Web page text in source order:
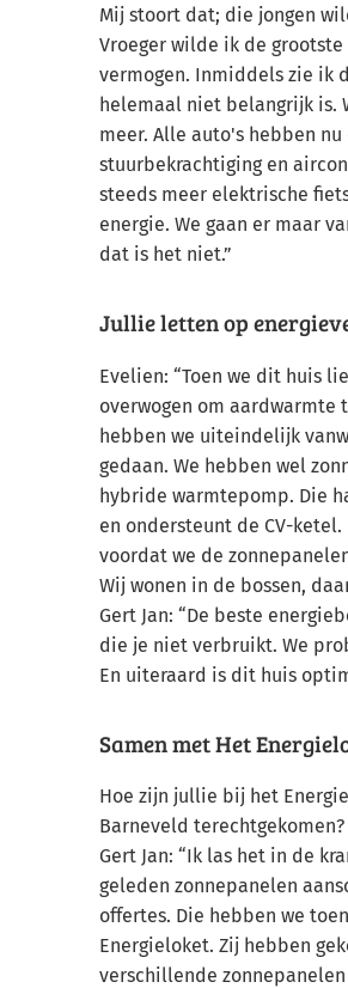
Mij stoort dat; die jongen
Vroeger wilde ik de
vermogen. Inmiddels zie ik
helemaal niet belangrijk is.
meer. Alle auto's hebben
stuurbekrachtiging en
steeds meer elektrische
energie. We gaan er maar
dat is het niet.”
Jullie letten op
Evelien: “Toen we dit huis
overwogen om aardwarmte
hebben we uiteindelijk
gedaan. We hebben wel
hybride warmtepomp. Die
en ondersteunt de CV-
voordat we de
Wij wonen in de bossen,
Gert Jan: “De beste
die je niet verbruikt. We
En uiteraard is dit huis
Samen met Het
Hoe zijn jullie bij het
Barneveld terechtgekomen?
Gert Jan: “Ik las het in de
geleden zonnepanelen
offertes. Die hebben we
Energieloket. Zij hebben
verschillende